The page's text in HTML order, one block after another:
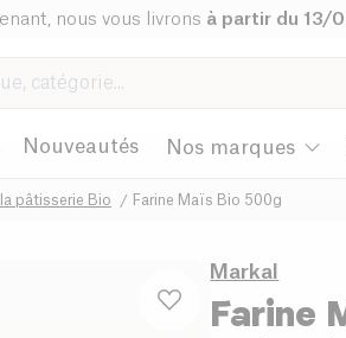
nous vous livrons à partir du 13/
Nouveautés Nos marques
pâtisserie Bio Farine Maïs Bio 500g
Markal
Farine